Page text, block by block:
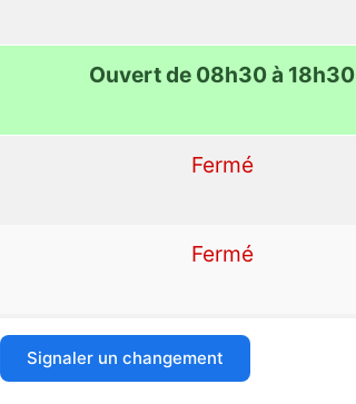
Ouvert de 08h30 à 18h30
Fermé
Fermé
Signaler un changement